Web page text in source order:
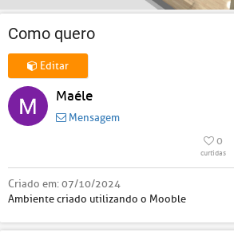
Como quero
Editar
Maéle
Mensagem
0
curtidas
Criado em:07/10/2024
Ambiente criado utilizando o Mooble